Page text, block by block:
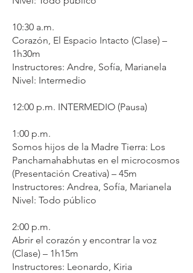
10:30 a.m.
Corazón, El Espacio Intacto (Clase) –
1h30m
Instructores: Andre, Sofía, Marianela
Nivel: Intermedio
12:00 p.m. INTERMEDIO (Pausa)
1:00 p.m.
Somos hijos de la Madre Tierra: Los
Panchamahabhutas en el microcosmos
(Presentación Creativa) – 45m
Instructores: Andrea, Sofía, Marianela
Nivel: Todo público
2:00 p.m.
Abrir el corazón y encontrar la voz
(Clase) – 1h15m
Instructores: Leonardo, Kiria